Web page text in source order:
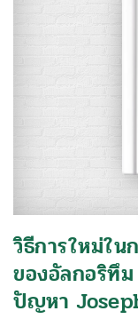
วิธีการใหม่ใ
ของอัลกอริทึ
ปัญหา